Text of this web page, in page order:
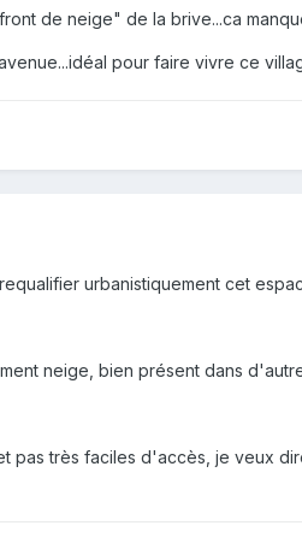
de neige" de la brive...ca
pour faire vivre ce
urbanistiquement cet
neige, bien présent dans
pas très faciles d'accès, je veux